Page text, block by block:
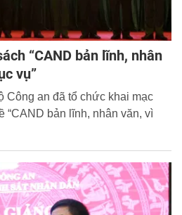
“CAND bản lĩnh, nhân
vụ”
Công an đã tổ chức khai mạc
“CAND bản lĩnh, nhân văn, vì